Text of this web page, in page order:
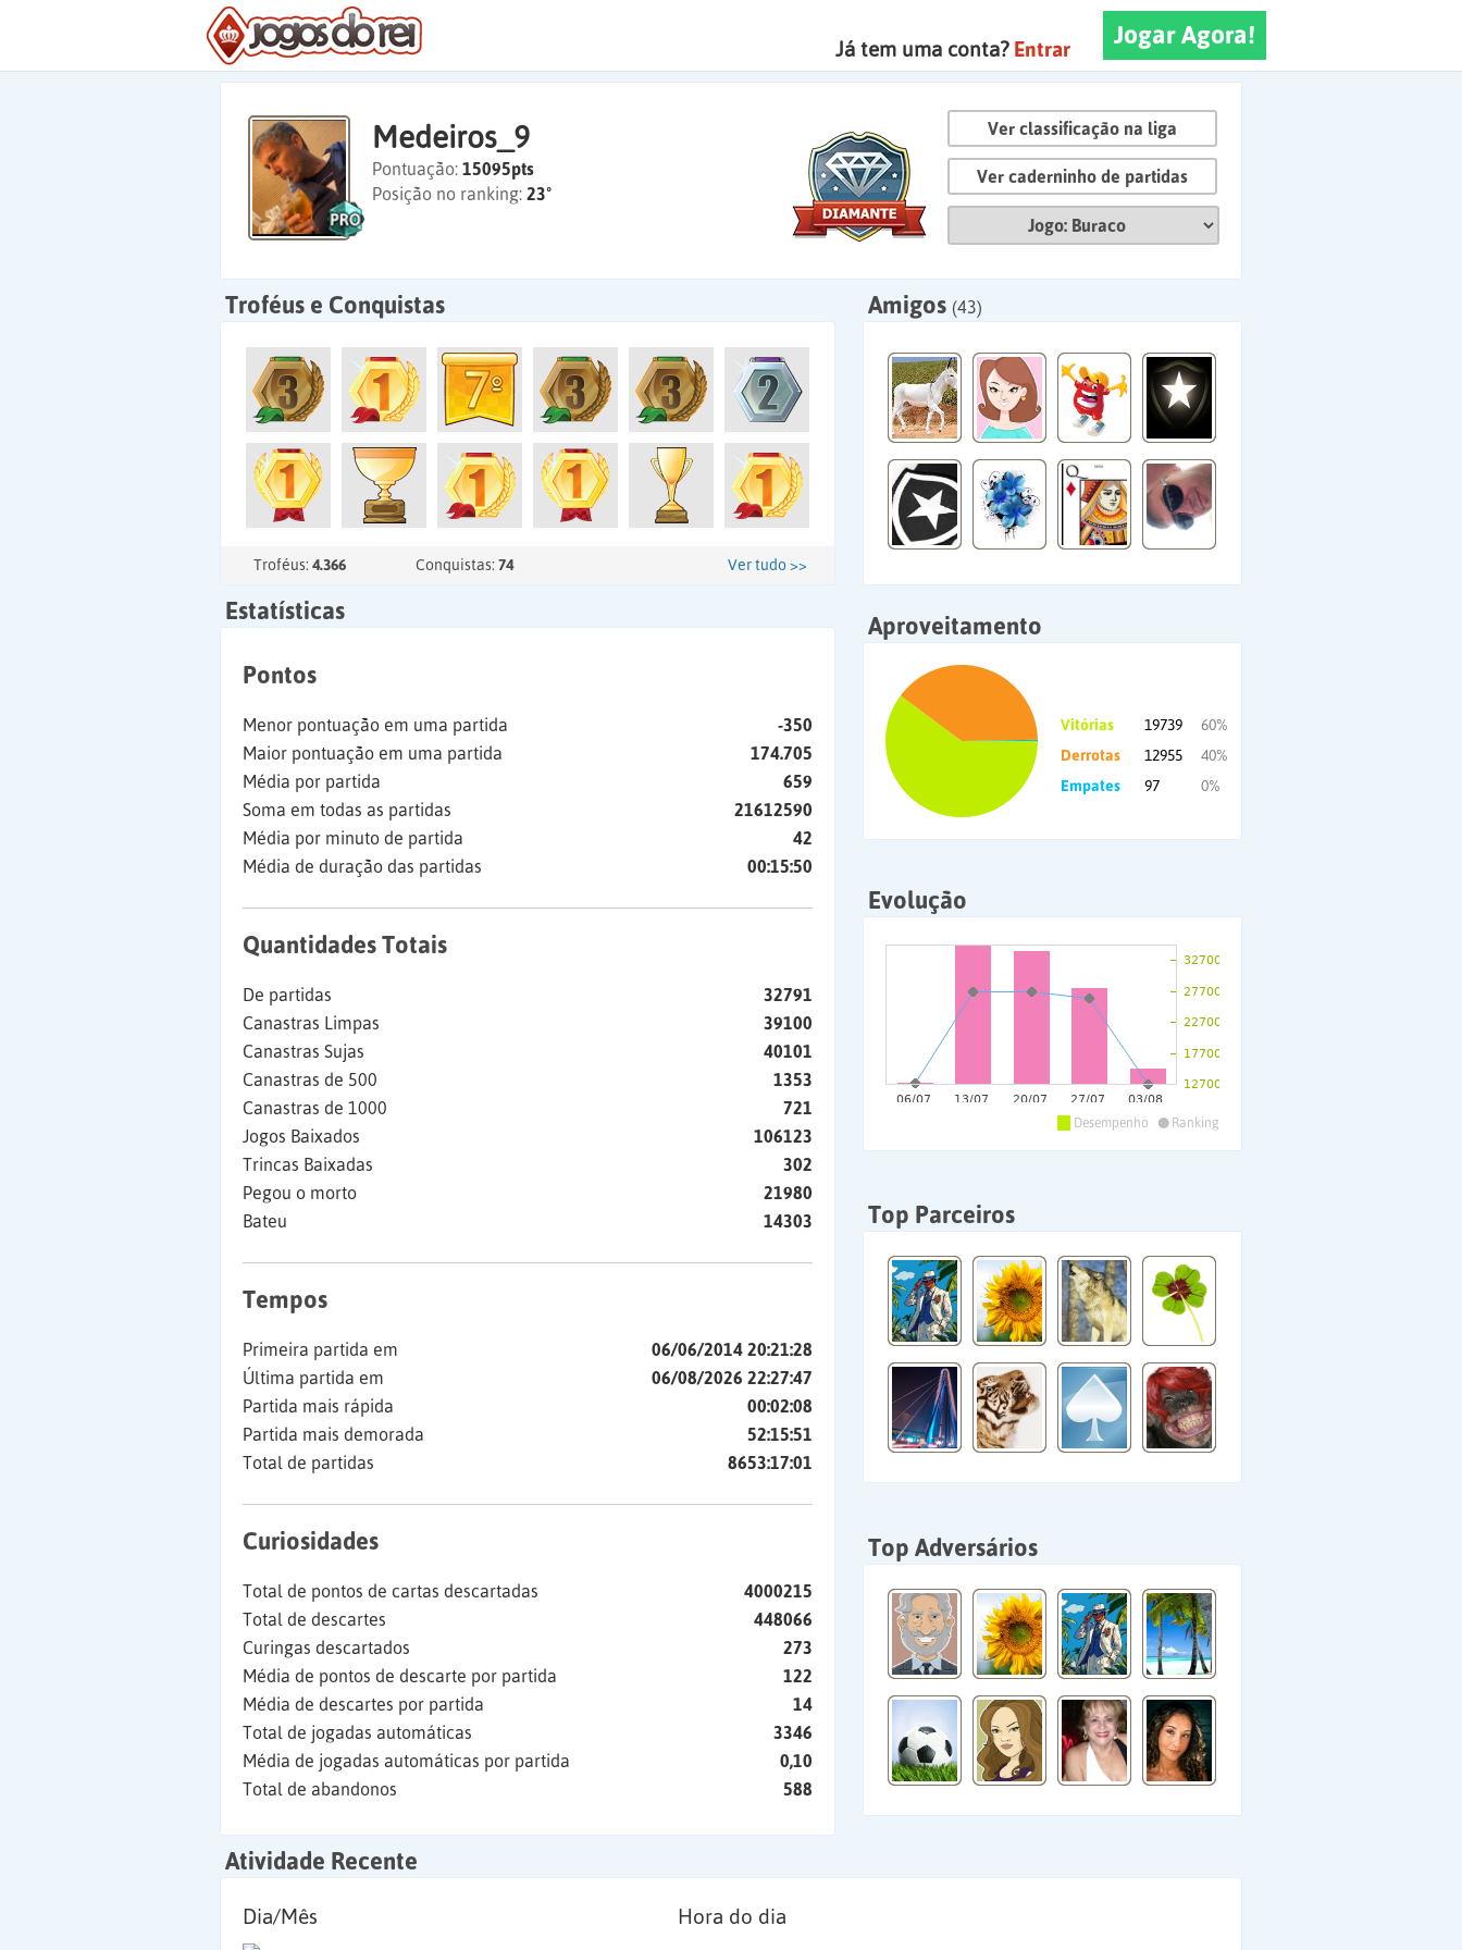
Jogar Agora!
Já tem uma conta? Entrar
Medeiros_9
Pontuação: 15095pts
Posição no ranking: 23º
Ver classificação na liga
Ver caderninho de partidas
Troféus e Conquistas
Troféus: 4.366 Conquistas: 74 Ver tudo >>
Amigos (43)
Estatísticas
Pontos
Menor pontuação em uma partida
-350
Maior pontuação em uma partida
174.705
Média por partida
659
Soma em todas as partidas
21612590
Média por minuto de partida
42
Média de duração das partidas
00:15:50
Quantidades Totais
De partidas
32791
Canastras Limpas
39100
Canastras Sujas
40101
Canastras de 500
1353
Canastras de 1000
721
Jogos Baixados
106123
Trincas Baixadas
302
Pegou o morto
21980
Bateu
14303
Tempos
Primeira partida em
06/06/2014 20:21:28
Última partida em
06/08/2026 22:27:47
Partida mais rápida
00:02:08
Partida mais demorada
52:15:51
Total de partidas
8653:17:01
Curiosidades
Total de pontos de cartas descartadas
4000215
Total de descartes
448066
Curingas descartados
273
Média de pontos de descarte por partida
122
Média de descartes por partida
14
Total de jogadas automáticas
3346
Média de jogadas automáticas por partida
0,10
Total de abandonos
588
Aproveitamento
Vitórias 19739
60%
Derrotas
12955
40%
Empates
97 0%
Evolução
Desempenho •
Ranking
Top Parceiros
Top Adversários
Atividade Recente
Dia/Mês Hora do dia